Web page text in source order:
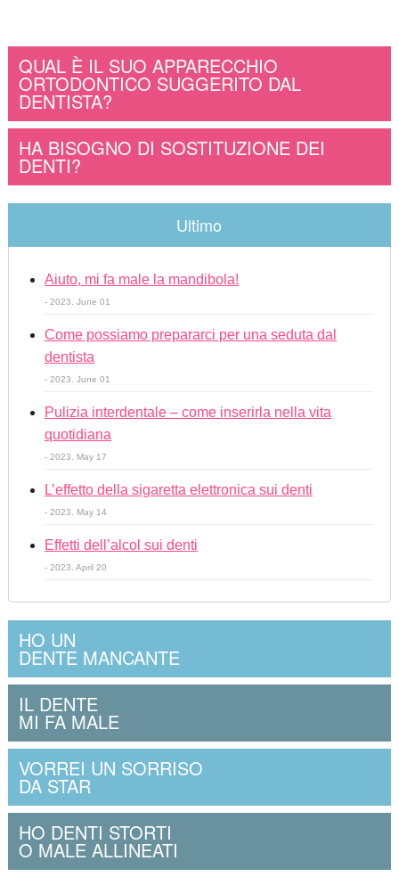
QUAL È IL SUO APPARECCHIO
ORTODONTICO SUGGERITO DAL
DENTISTA?
HA BISOGNO DI SOSTITUZIONE DEI
DENTI?
Ultimo
Aiuto, mi fa male la mandibola!
- 2023. June 01
Come possiamo prepararci per una seduta dal
dentista
- 2023. June 01
Pulizia interdentale – come inserirla nella vita
quotidiana
- 2023. May 17
L’effetto della sigaretta elettronica sui denti
- 2023. May 14
Effetti dell’alcol sui denti
- 2023. April 20
HO UN
DENTE MANCANTE
IL DENTE
MI FA MALE
VORREI UN SORRISO
DA STAR
HO DENTI STORTI
O MALE ALLINEATI